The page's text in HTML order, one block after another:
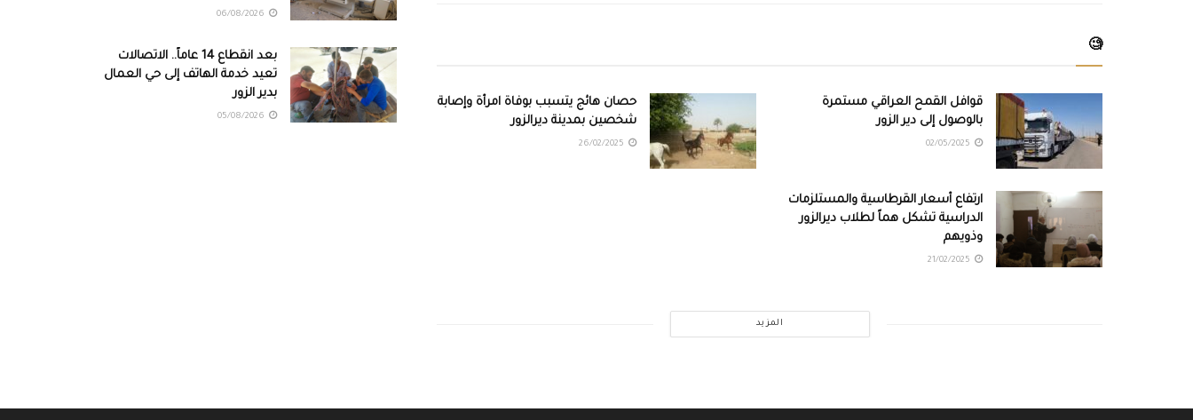
🧐
قوافل القمح العراقي مستمرة
بالوصول إلى دير الزور
حصان هائج يتسبب بوفاة امرأة وإصابة
شخصين بمدينة ديرالزور
ارتفاع أسعار القرطاسية والمستلزمات
الدراسية تشكل هماً لطلاب ديرالزور
وذويهم
المزيد
بعد انقطاع 14 عاماً.. الاتصالات
تعيد خدمة الهاتف إلى حي العمال
بدير الزور